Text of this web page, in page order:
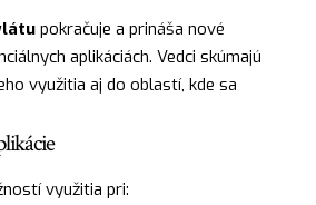
pokračuje a prináša nové
aplikáciách. Vedci skúmajú
využitia aj do oblastí, kde sa
využitia pri: